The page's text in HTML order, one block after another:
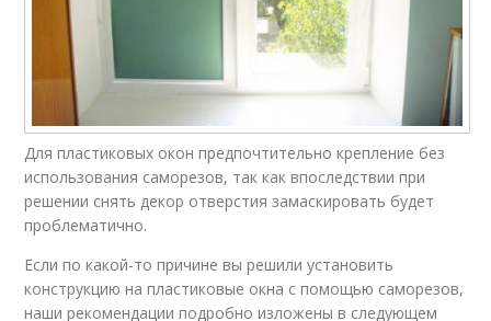
Для пластиковых окон предпочтительно крепление без
использования саморезов, так как впоследствии при
решении снять декор отверстия замаскировать будет
проблематично.
Если по какой-то причине вы решили установить
конструкцию на пластиковые окна с помощью саморезов,
наши рекомендации подробно изложены в следующем